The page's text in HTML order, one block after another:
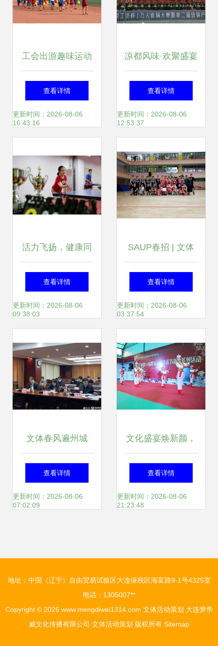
工会出游趣味运动
会文体活动策划方
案
查看详情
更新时间：2026-08-06
16:43:16
凉都风味·欢聚盛宴
——“刺梨啤酒+烙
锅”文体嘉年华策划
查看详情
更新时间：2026-08-06
12:53:37
活力飞扬，健康同
行——北京市垂杨
柳医院工会庆祝建
赛圆满收拍
查看详情
更新时间：2026-08-06
09:38:03
SAUP春招 | 文体
中心、网宣中心、
学术中心、S&A文
解析
查看详情
更新时间：2026-08-06
03:37:54
文体春风遍州城
——德州全面推进
基层文体“三有”建
查看详情
更新时间：2026-08-06
07:02:09
文化盛宴焕新颜，
活力西红门迎新春
——大兴新区南海
化艺术节策划方案
查看详情
更新时间：2026-08-06
21:23:48
地址：中国（辽宁）自由贸易试验区大连保税区海富路9-1号4325室
电话：1305007**
Copyright © 2026 www.mengdiwei1314.com 文体活动策划 大连梦帝
威文化传播有限公司 文体活动策划 版权所有 Sitemap